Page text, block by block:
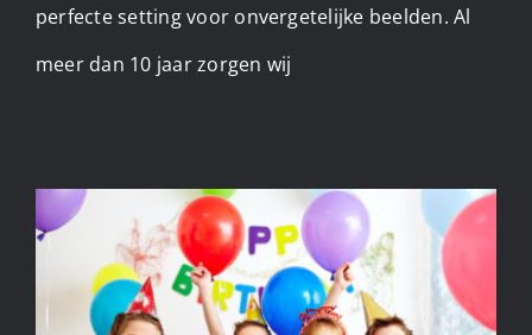
perfecte setting voor onvergetelijke beelden. Al
meer dan 10 jaar zorgen wij